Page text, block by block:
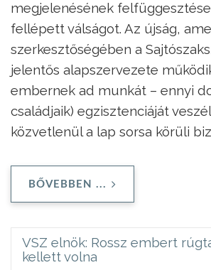
megjelenésének
fellépett válságot. Az újság,
szerkesztőségében a
jelentős alapszervezete
embernek ad munkát – ennyi
családjaik) egzisztenciáját
közvetlenül a lap sorsa körüli
BŐVEBBEN ...
VSZ elnök: Rossz embert
kellett volna